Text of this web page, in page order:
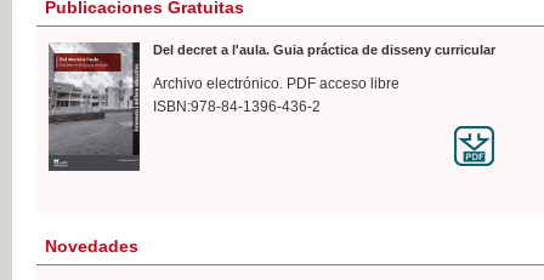
Publicaciones Gratuitas
Del decret a l'aula. Guia práctica de disseny curricular
Archivo electrónico. PDF acceso libre
ISBN:978-84-1396-436-2
Novedades